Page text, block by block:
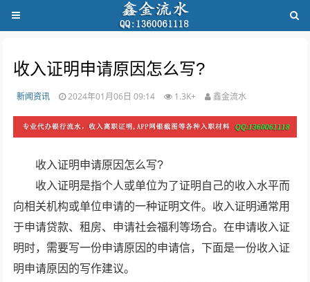
收入证明申请原因怎么写?
新闻资讯 2024年01月06日 09:14 1.3K+ 鑫金流水
收入证明申请原因怎么写?
收入证明是指个人或单位为了证明自己的收入水平而
向相关机构或单位申请的一种证明文件。收入证明通常用
于申请贷款、租房、申请社会福利等场合。在申请收入证
明时，需要写一份申请原因的申请信，下面是一份收入证
明申请原因的写作建议。